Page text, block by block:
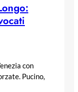
con
Pucino,